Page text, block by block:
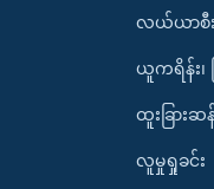
လယ်ယာစီး
ယူကရိန်း၊
ထူးခြားဆ
လူမှုရှုခင်း